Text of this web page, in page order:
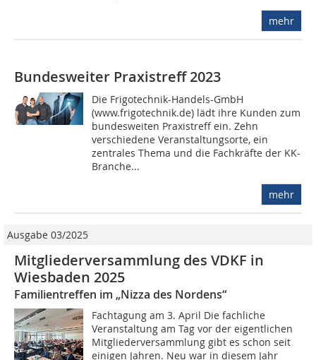
mehr
Bundesweiter Praxistreff 2023
Die Frigotechnik-Handels-GmbH
(www.frigotechnik.de) lädt ihre Kunden zum
bundesweiten Praxistreff ein. Zehn
verschiedene Veranstaltungsorte, ein
zentrales Thema und die Fachkräfte der KK-
Branche...
mehr
Ausgabe 03/2025
Mitgliederversammlung des VDKF in
Wiesbaden 2025
Familientreffen im „Nizza des Nordens“
Fachtagung am 3. April Die fachliche
Veranstaltung am Tag vor der eigentlichen
Mitgliederversammlung gibt es schon seit
einigen Jahren. Neu war in diesem Jahr